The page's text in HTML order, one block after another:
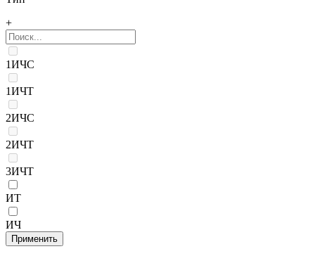
+
1ИЧС
1ИЧТ
2ИЧС
2ИЧТ
3ИЧТ
ИТ
ИЧ